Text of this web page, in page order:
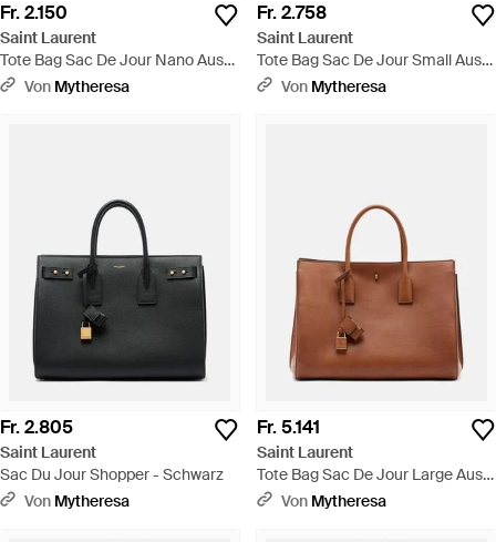
Fr. 2.150
Saint Laurent
Tote Bag Sac De Jour Nano Aus
Lackleder - Lila
Von Mytheresa
Fr. 2.758
Saint Laurent
Tote Bag Sac De Jour Small Aus
Leder - Schwarz
Von Mytheresa
Fr. 2.805
Saint Laurent
Sac Du Jour Shopper - Schwarz
Von Mytheresa
Fr. 5.141
Saint Laurent
Tote Bag Sac De Jour Large Aus
Leder - Braun
Von Mytheresa